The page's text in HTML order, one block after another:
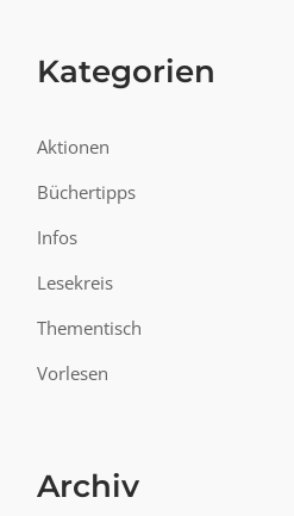
Kategorien
Aktionen
Büchertipps
Infos
Lesekreis
Thementisch
Vorlesen
Archiv